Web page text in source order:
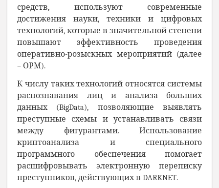
средств, используют современные
достижения науки, техники и цифровых
технологий, которые в значительной степени
повышают эффективность проведения
оперативно-розыскных мероприятий (далее
– ОРМ).
К числу таких технологий относятся системы
распознавания лиц и анализа больших
данных (BigData), позволяющие выявлять
преступные схемы и устанавливать связи
между фигурантами. Использование
криптоанализа и специального
программного обеспечения помогает
расшифровывать электронную переписку
преступников, действующих в DARKNET.